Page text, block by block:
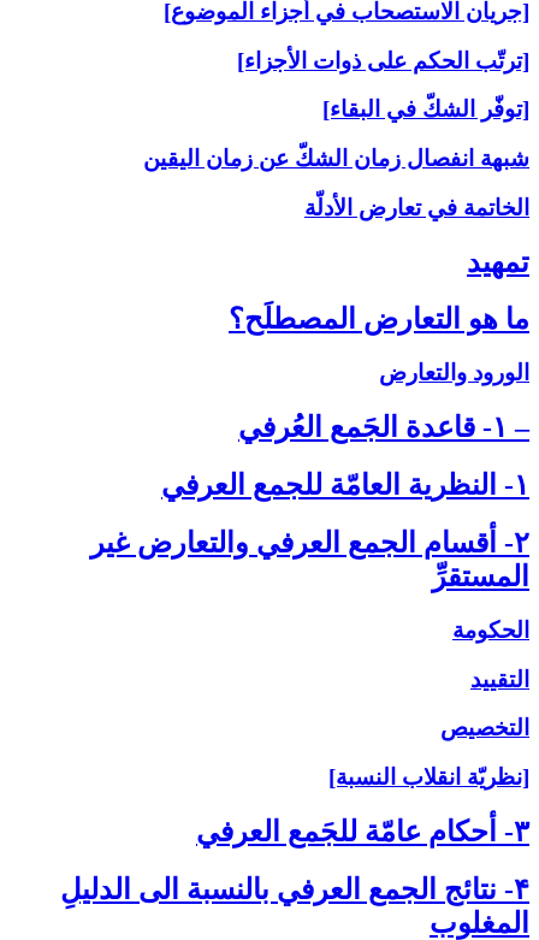
[جريان الاستصحاب في أجزاء الموضوع]
[ترتّب الحكم على ذوات الأجزاء]
[توفّر الشكّ في البقاء]
شبهة انفصال زمان الشكّ عن زمان اليقين
الخاتمة في تعارض الأدلّة
تمهيد
ما هو التعارض المصطلَح؟
الورود والتعارض
– ۱- قاعدة الجَمع العُرفي‏
۱- النظرية العامّة للجمع العرفي‏
۲- أقسام الجمع العرفي والتعارض غير
المستقرِّ
الحكومة
التقييد
التخصيص
[نظريّة انقلاب النسبة]
۳- أحكام عامّة للجَمع العرفي‏
۴- نتائج الجمع العرفي بالنسبة الى‏ الدليلِ
المغلوب‏